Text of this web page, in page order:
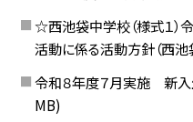
☆西池袋中学校（様式１
活動に係る活動方針（西池
令和８年度７月実施 新
MB)